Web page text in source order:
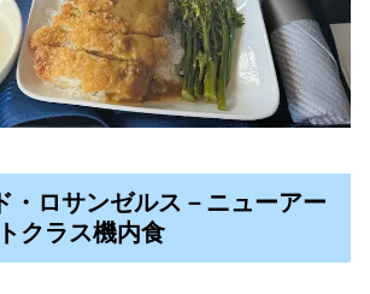
・ロサンゼルス－ニューアー
クラス機内食